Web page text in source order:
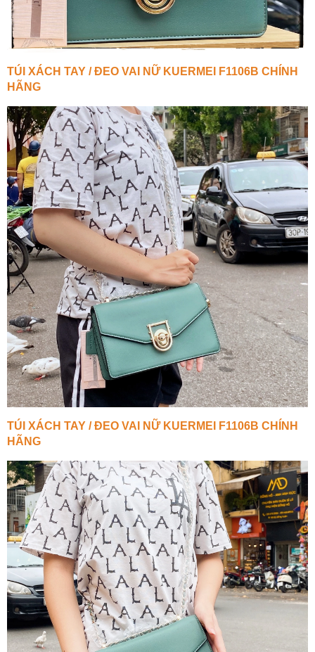
TÚI XÁCH TAY / ĐEO VAI NỮ KUERMEI F1106B CHÍNH
HÃNG
TÚI XÁCH TAY / ĐEO VAI NỮ KUERMEI F1106B CHÍNH
HÃNG